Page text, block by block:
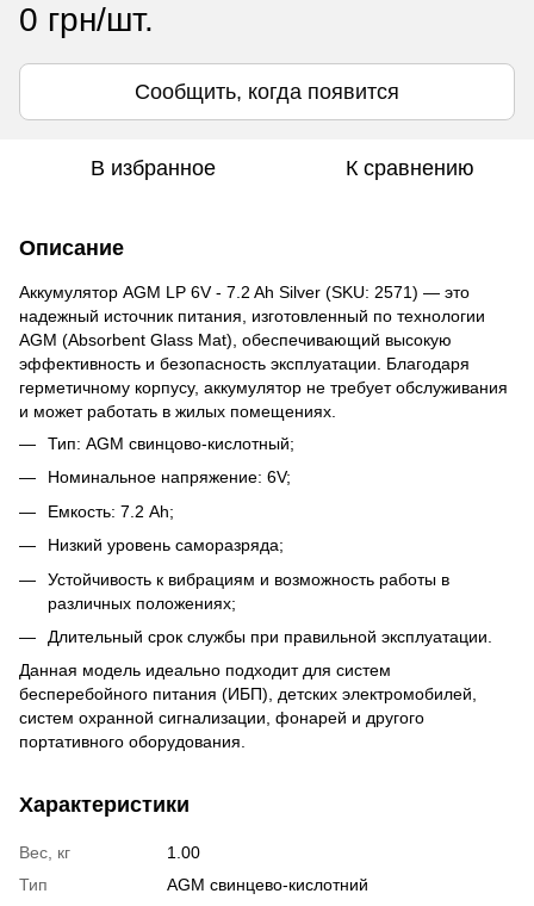
0 грн/шт.
Сообщить, когда появится
В избранное К сравнению
Описание
Аккумулятор AGM LP 6V - 7.2 Ah Silver (SKU: 2571) — это
надежный источник питания, изготовленный по технологии
AGM (Absorbent Glass Mat), обеспечивающий высокую
эффективность и безопасность эксплуатации. Благодаря
герметичному корпусу, аккумулятор не требует обслуживания
и может работать в жилых помещениях.
Тип: AGM свинцово-кислотный;
Номинальное напряжение: 6V;
Емкость: 7.2 Ah;
Низкий уровень саморазряда;
Устойчивость к вибрациям и возможность работы в
различных положениях;
Длительный срок службы при правильной эксплуатации.
Данная модель идеально подходит для систем
бесперебойного питания (ИБП), детских электромобилей,
систем охранной сигнализации, фонарей и другого
портативного оборудования.
Характеристики
Вес, кг
1.00
Тип
AGM свинцево-кислотний